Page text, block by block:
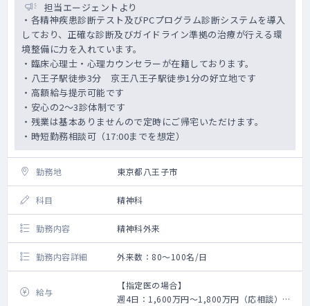
担当エージェントより
・各精神疾患診断テスト及びPCプログラム診断システムを導入
しており、正確な診断及びガイドライン準拠の治療が行える環
境整備に力を入れています。
・臨床心理士・心理カウンセラーが在籍しております。
・八王子駅徒歩3分 京王八王子駅徒歩1分の好立地です
・高額給与提示可能です
・安心の2～3診体制です
・残業は基本ありませんので定時にご帰宅いただけます。
・時短勤務相談可（17:00までを想定）
勤務地 東京都八王子市
科目 精神科
勤務内容 精神科外来
勤務内容詳細 外来数：80～100名/日
給与
【指定医の場合】
週4日：1,600万円～1,800万円（応相談）